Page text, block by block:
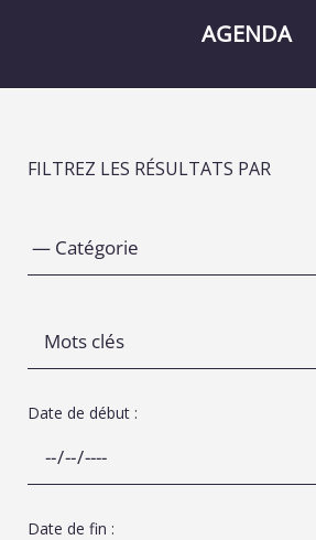
AGENDA
FILTREZ LES RÉSULTATS PAR
Date de début :
Date de fin :